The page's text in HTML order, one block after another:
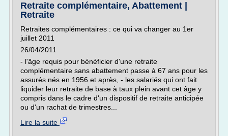
Retraite complémentaire, Abattement |
Retraite
Retraites complémentaires : ce qui va changer au 1er
juillet 2011
26/04/2011
- l'âge requis pour bénéficier d'une retraite
complémentaire sans abattement passe à 67 ans pour les
assurés nés en 1956 et après, - les salariés qui ont fait
liquider leur retraite de base à taux plein avant cet âge y
compris dans le cadre d'un dispositif de retraite anticipée
ou d'un rachat de trimestres...
Lire la suite